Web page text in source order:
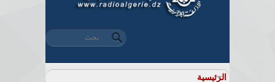
استمارة البحث
‏بحث ‏